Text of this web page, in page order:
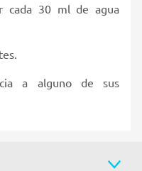
cada 30 ml de agua
a alguno de sus